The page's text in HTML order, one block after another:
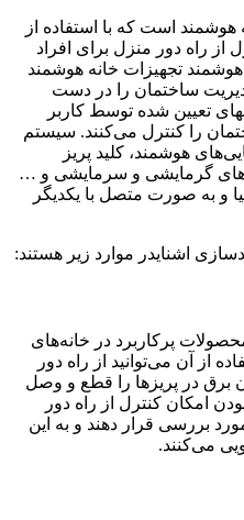
هوشمند است که با استفاده از
از راه دور منزل برای افراد
تجهیزات خانه هوشمند
ساختمان را در دست
تعیین شده توسط کاربر
را کنترل می‌کنند. سیستم
هوشمند، کلید پریز
گرمایشی و سرمایشی و …
و به صورت متصل با یکدیگر
اشنایدر موارد زیر هستند:
پرکاربرد در خانه‌های
از آن می‌توانید از راه دور
برق در پریزها را قطع و وصل
امکان کنترل از راه دور
بررسی قرار دهند و به این
می‌کنند.